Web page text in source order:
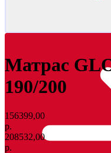
Матрас
190/200
156399,00
р.
208532,00
р.